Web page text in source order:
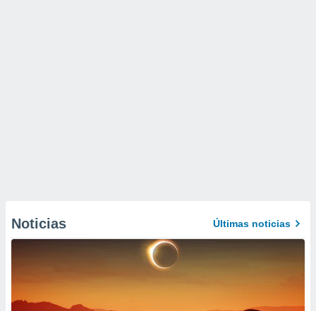
Noticias Últimas noticias